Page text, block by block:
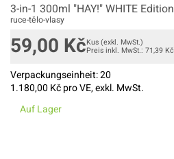
3-in-1 300ml "HAY!" WHITE Edition
ruce-tělo-vlasy
59,00 KčKus (exkl. MwSt.)
Preis inkl. MwSt.: 71,39 Kč
Verpackungseinheit:20
1.180,00 Kč pro VE, exkl. MwSt.
Auf Lager